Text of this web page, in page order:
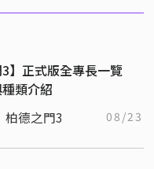
3】正式版全專長一覽
類介紹
柏德之門3 08/23